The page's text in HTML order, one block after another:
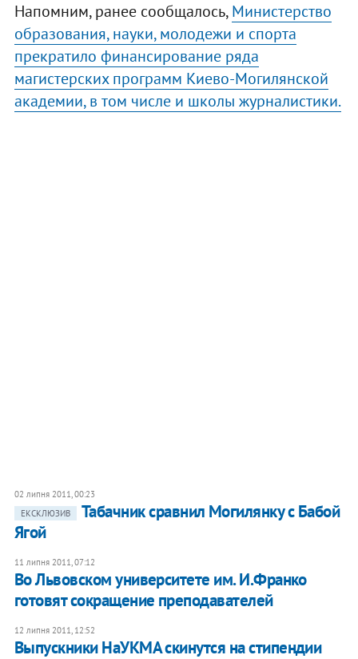
Напомним, ранее сообщалось,Министерство
образования, науки, молодежи и спорта
прекратило финансирование ряда
магистерских программ Киево-Могилянской
академии, в том числе и школы журналистики.
02 липня 2011, 00:23
ЕКСКЛЮЗИВ
Табачник сравнил Могилянку с Бабой
Ягой
11 липня 2011, 07:12
Во Львовском университете им. И.Франко
готовят сокращение преподавателей
12 липня 2011, 12:52
Выпускники НаУКМА скинутся на стипендии